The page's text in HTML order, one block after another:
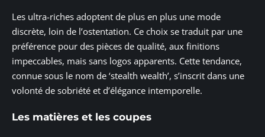
Les ultra-riches adoptent de plus en plus une mode
discrète, loin de l’ostentation. Ce choix se traduit par une
préférence pour des pièces de qualité, aux finitions
impeccables, mais sans logos apparents. Cette tendance,
connue sous le nom de ‘stealth wealth’, s’inscrit dans une
volonté de sobriété et d’élégance intemporelle.
Les matières et les coupes